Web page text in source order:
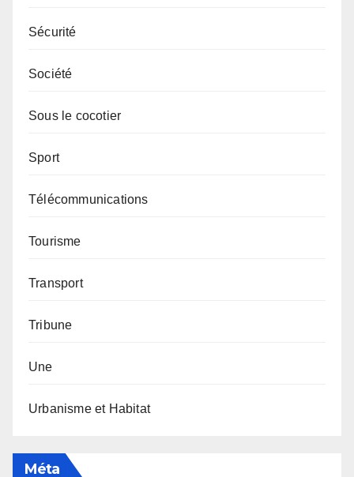
Sécurité
Société
Sous le cocotier
Sport
Télécommunications
Tourisme
Transport
Tribune
Une
Urbanisme et Habitat
Méta